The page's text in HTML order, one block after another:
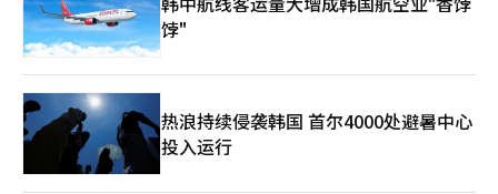
代重新证明线下流通的存在理由。曾经改变购物风景的易买得，能
否改变下一个时代的消费习惯，市场正在关注。※ 本报道经人工
全天候的休闲空间，适合家庭休闲，结合购物、餐饮和文化的场
所，以应对消费趋势的变化。数字化转型也是重要任务。加强在线
商城和会员数据的利用、定制化营销已成为必需。顾客在移动端查
看商品，在店内体验后再在线购买。在渠道界限消失的市场中，设
计整体客户体验的能力成为竞争力的关键。旅游需求的恢复对新世
界百货也是重要变量。明洞本店和江南店等主要市区店铺与外国游
客密切相关。随着对K-Beauty、时尚和食品的兴趣增加，百货店
将成为展示韩国消费文化的窗口。新世界百货在市场上获得高度评
饽"
热浪持续侵袭韩国 首尔4000处避暑中心
投入运行